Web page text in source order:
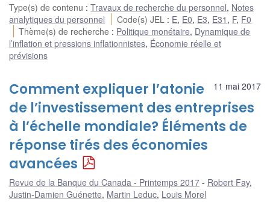
Type(s) de contenu : Travaux de recherche du personnel, Notes
analytiques du personnel
Code(s) JEL : E, E0, E3, E31 , F, F0
Thème(s) de recherche : Politique monétaire, Dynamique de
l’inflation et pressions inflationnistes, Économie réelle et
prévisions
11 mai 2017
Comment expliquer l’atonie
de l’investissement des entreprises
à l’échelle mondiale? Éléments de
réponse tirés des économies
avancées
Revue de la Banque du Canada - Printemps 2017 Robert Fay,
Justin-Damien Guénette, Martin Leduc, Louis Morel